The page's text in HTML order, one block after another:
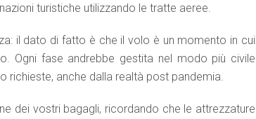
turistiche utilizzando le tratte aeree.
il dato di fatto è che il volo è un momento in cui
Ogni fase andrebbe gestita nel modo più civile
richieste, anche dalla realtà post pandemia.
dei vostri bagagli, ricordando che le attrezzature